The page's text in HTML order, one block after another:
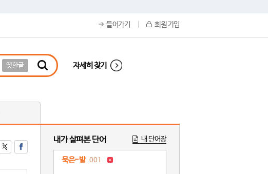
들어가기 회원 가입
옛한글 자세히 찾기
내가 살펴본 단어 내 단어장
묵은-밭 001